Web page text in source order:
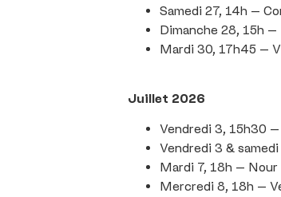
Samedi 27, 14h –
Dimanche 28, 15h –
Mardi 30, 17h45 –
Juillet 2026
Vendredi 3, 15h30
Vendredi 3 &
Mardi 7, 18h – Nour
Mercredi 8, 18h –